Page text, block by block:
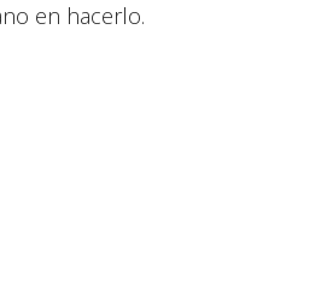
en hacerlo.